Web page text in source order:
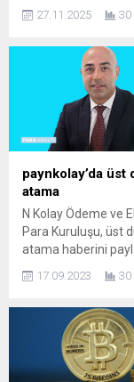
Başkanı Arif Tak,
Esnafını Ziyaret Etti
Köfteciler ve
Esnaf Odası
Tak, Kayhan Çarşısı
esnafıyla bir araya
Osmanlı’dan
yıllık tarihiyle
önemli kültürel ve
merkezlerinden biri
esnafına...
27.11.2025 30
paynkolay’da üst
atama
N Kolay Ödeme ve
Para Kuruluşu, üst
atama haberini
yurt dışı para
hizmetine aracılık
şirket, faaliyetlerini
büyütmek için Satış
Pazarlama Genel
17.09.2023 30